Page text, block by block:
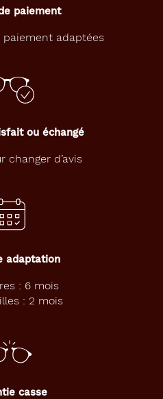
paiement
paiement adaptées
ou échangé
changer d’avis
adaptation
: 6 mois
: 2 mois
casse